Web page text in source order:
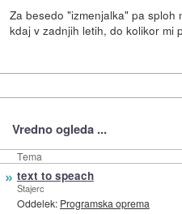
Za besedo "izmenjalka" pa sploh
kdaj v zadnjih letih, do kolikor mi
Vredno ogleda ...
Tema
» text to speach
Stajerc
Oddelek: Programska oprema